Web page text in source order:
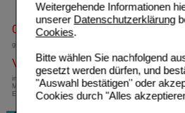
Weitergehende Informationen
unserer Datenschutzerklärung
Cookies.
Bitte wählen Sie nachfolgend
gesetzt werden dürfen, und
"Auswahl bestätigen" oder
Cookies durch "Alles
0800-10 11 422
gebührenfreie Rufnummer
Versandkostenfrei
innerhalb Deutschlands bei einem
Mindestbestellwert von 13,99 Euro oder bei
Einsendung eines Kassenrezeptes